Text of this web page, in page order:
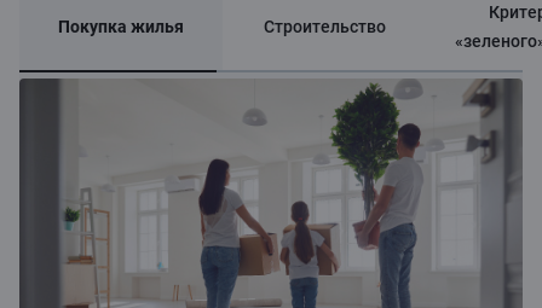
Покупка жилья Строительство